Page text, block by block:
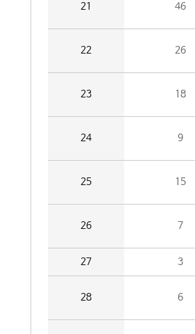
21 46
22 26
23 18
24 9
25 15
26 7
27 3
28 6